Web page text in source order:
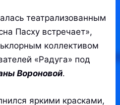
театрализованным
Пасху встречает»,
коллективом
«Радуга» под
Вороновой.
яркими красками,